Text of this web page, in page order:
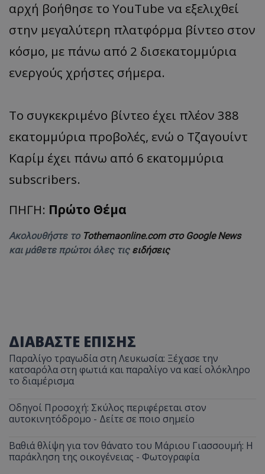
αρχή βοήθησε το YouTube να εξελιχθεί
στην μεγαλύτερη πλατφόρμα βίντεο στον
κόσμο, με πάνω από 2 δισεκατομμύρια
ενεργούς χρήστες σήμερα.
To συγκεκριμένο βίντεο έχει πλέον 388
εκατομμύρια προβολές, ενώ ο Τζαγουίντ
Καρίμ έχει πάνω από 6 εκατομμύρια
subscribers.
ΠΗΓΗ: Πρώτο Θέμα
Ακολουθήστε το Tothemaonline.com στο Google News
και μάθετε πρώτοι όλες τις ειδήσεις
ΔΙΑΒΑΣΤΕ ΕΠΙΣΗΣ
Παραλίγο τραγωδία στη Λευκωσία: Ξέχασε την
κατσαρόλα στη φωτιά και παραλίγο να καεί ολόκληρο
το διαμέρισμα
Οδηγοί Προσοχή: Σκύλος περιφέρεται στον
αυτοκινητόδρομο - Δείτε σε ποιο σημείο
Βαθιά θλίψη για τον θάνατο του Μάριου Γιασσουμή: Η
παράκληση της οικογένειας - Φωτογραφία